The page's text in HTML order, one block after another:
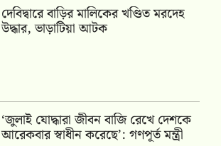
দেবিদ্বারে বাড়ির মালিকের খণ্ডিত মরদেহ
উদ্ধার, ভাড়াটিয়া আটক
‘জুলাই যোদ্ধারা জীবন বাজি রেখে দেশকে
আরেকবার স্বাধীন করেছে’: গণপূর্ত মন্ত্রী